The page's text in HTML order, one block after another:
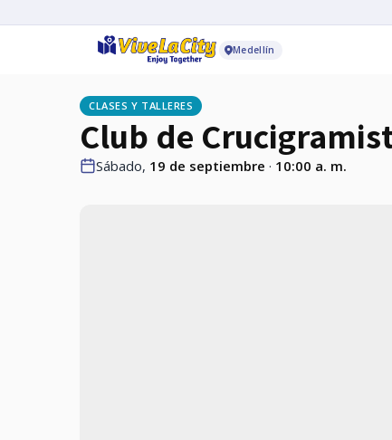
Medellín
CLASES Y TALLERES
Club de
Sábado, 19 de septiembre · 10:00 a. m.